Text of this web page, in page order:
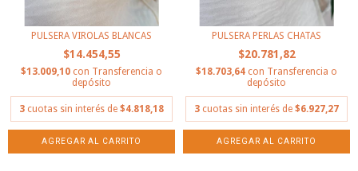
PULSERA VIROLAS BLANCAS
$14.454,55
$13.009,10 con Transferencia o
depósito
3 cuotas sin interés de $4.818,18
PULSERA PERLAS CHATAS
$20.781,82
$18.703,64 con Transferencia o
depósito
3 cuotas sin interés de $6.927,27